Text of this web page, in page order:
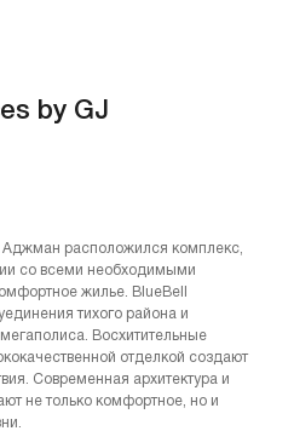
by GJ
расположился комплекс,
со всеми необходимыми
жилье. BlueBell
тихого района и
Восхитительные
отделкой создают
Современная архитектура и
не только комфортное, но и